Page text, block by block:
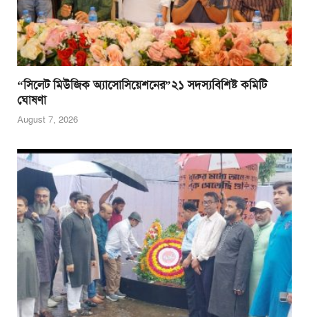
“সিলেট মিউজিক অ্যাসোসিয়েশনের”২১ সদস্যবিশিষ্ট কমিটি
ঘোষণা
August 7, 2026